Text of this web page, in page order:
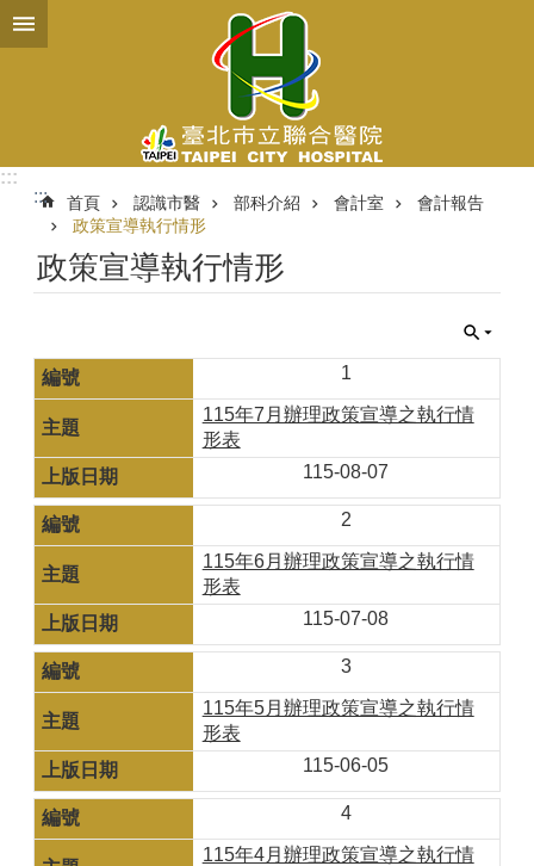
跳到主要內容區塊
:::
:::
首頁 認識市醫 部科介紹 會計室
會計報告
政策宣導執行情形
政策宣導執行情形
1
115年7月辦理政策宣導之執行情
形表
115-08-07
2
115年6月辦理政策宣導之執行情
形表
115-07-08
3
115年5月辦理政策宣導之執行情
形表
115-06-05
4
115年4月辦理政策宣導之執行情